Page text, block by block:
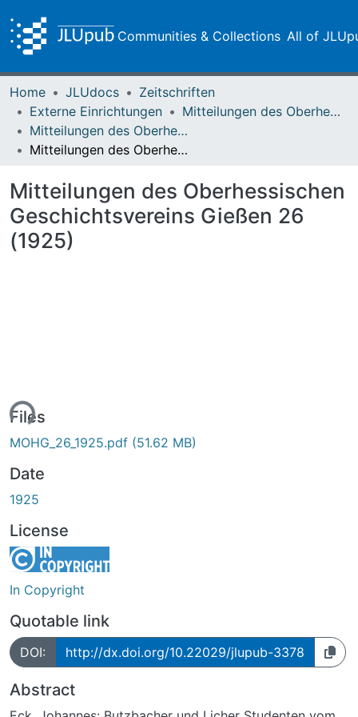
Communities & Collections All of
Home JLUdocs
Zeitschriften
Externe Einrichtungen
Mitteilungen des Oberhessischen Geschichtsvereins Gießen
Mitteilungen des Oberhessischen Geschichtsvereins Gießen Vol. 026 (1925)
Mitteilungen des Oberhessischen Geschichtsvereins Gießen 26 (1925)
Mitteilungen des Oberhessischen
Geschichtsvereins Gießen 26
(1925)
Files
MOHG_26_1925.pdf (51.62 MB)
Date
1925
License
In Copyright
Quotable link
DOI: http://dx.doi.org/10.22029/jlupub-3378
Abstract